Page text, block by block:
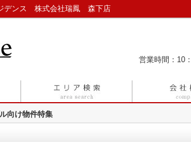
ジデンス 株式会社瑞鳳 森下店
営業時間：10
向け物件特集